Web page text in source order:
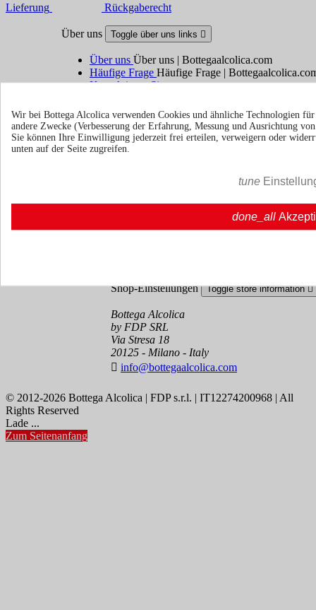
Lieferung Rückgaberecht
Über uns Toggle über uns links 
Über uns Über uns | Bottegaalcolica.com
Häufige Frage Häufige Frage |
Kontaktieren Sie uns
Information Toggle information links
Sendungsverfolgung
Shop-Einstellungen Toggle store information
Bottega Alcolica
by FDP SRL
Via Stresa 18
20125 - Milano - Italy
 info@bottegaalcolica.com
© 2012-2026 Bottega Alcolica | FDP s.r.l. | IT12274200968 | All
Rights Reserved
Lade ...
Zum Seitenanfang
Wir bei Bottega Alcolica verwenden Cookies und ähnliche Technologien
andere Zwecke (Verbesserung der Erfahrung, Messung und Ausrichtung
Sie können Ihre Einwilligung jederzeit frei erteilen, verweigern oder
unten auf der Seite zugreifen.
tune
done_all